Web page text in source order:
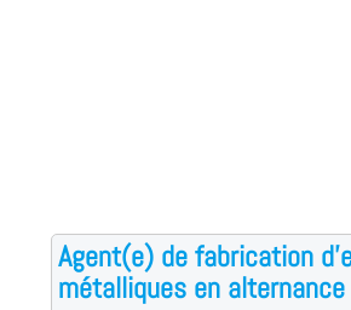
Agent(e) de fabrication
métalliques en alternance